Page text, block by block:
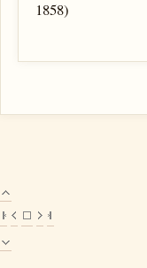
1858)